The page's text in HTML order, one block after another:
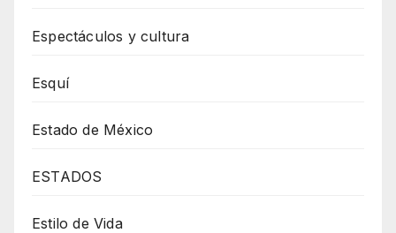
Espectáculos y cultura
Esquí
Estado de México
ESTADOS
Estilo de Vida